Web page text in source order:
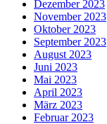
Dezember 2023
November 2023
Oktober 2023
September 2023
August 2023
Juni 2023
Mai 2023
April 2023
März 2023
Februar 2023